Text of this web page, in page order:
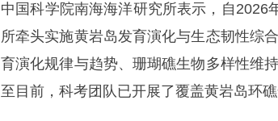
中国科学院南海海洋研究所表示，自2026
所牵头实施黄岩岛发育演化与生态韧性综
育演化规律与趋势、珊瑚礁生物多样性维
至目前，科考团队已开展了覆盖黄岩岛环礁